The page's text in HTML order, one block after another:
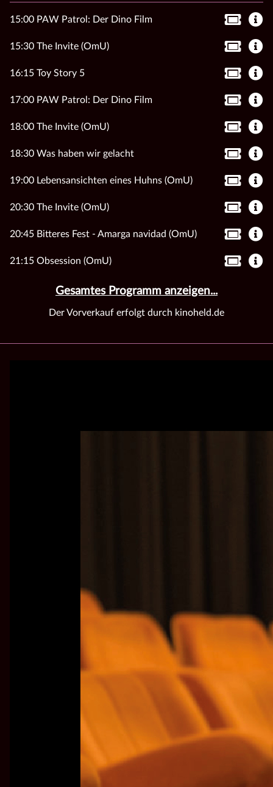
15:00 PAW Patrol: Der Dino Film
15:30 The Invite (OmU)
16:15 Toy Story 5
17:00 PAW Patrol: Der Dino Film
18:00 The Invite (OmU)
18:30 Was haben wir gelacht
19:00 Lebensansichten eines Huhns (OmU)
20:30 The Invite (OmU)
20:45 Bitteres Fest - Amarga navidad (OmU)
21:15 Obsession (OmU)
Gesamtes Programm anzeigen...
Der Vorverkauf erfolgt durch kinoheld.de